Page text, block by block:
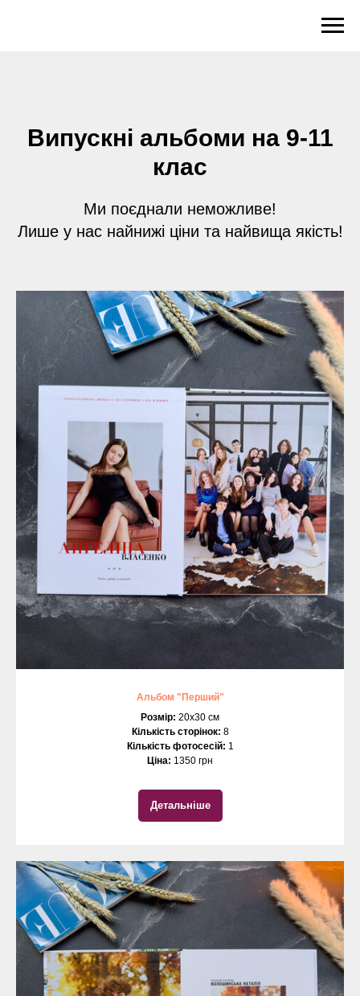
Випускні альбоми на 9-11
клас
Ми поєднали неможливе!
Лише у нас найнижі ціни та найвища якість!
Альбом "Перший"
Розмір: 20х30 см
Кількість сторінок: 8
Кількість фотосесій: 1
Ціна: 1350 грн
Детальніше